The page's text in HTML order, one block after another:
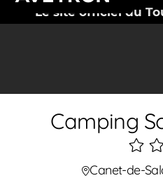
Le site officiel du
Camping
3
Canet-de-